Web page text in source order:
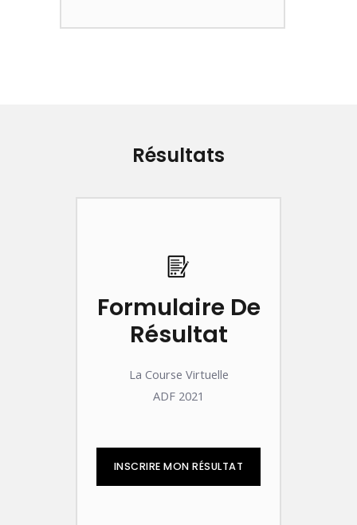
Résultats
Formulaire De
Résultat
La Course Virtuelle
ADF 2021
INSCRIRE MON RÉSULTAT